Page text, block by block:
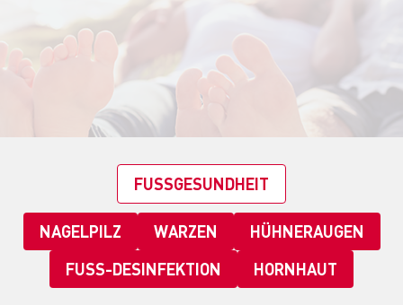
FUSSGESUNDHEIT
NAGELPILZ WARZEN
HÜHNERAUGEN
FUSS-DESINFEKTION
HORNHAUT